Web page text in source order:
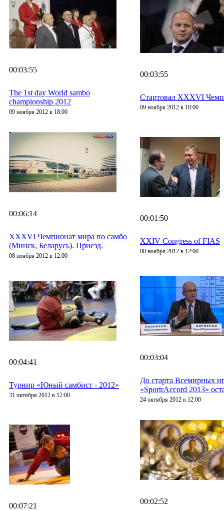
00:03:55
The 1st day World sambo
championship 2012
09 ноября 2012 в 18:00
00:03:55
Стартовал XXXVI
09 ноября 2012 в 18:00
00:06:14
XXXVI Чемпионат мира по самбо
(Минск, Беларусь). Приезд.
08 ноября 2012 в 12:00
00:01:50
XXIV Congress of FIAS
08 ноября 2012 в 12:00
00:04:41
Турнир «Юный самбист - 2012»
31 октября 2012 в 12:00
00:03:04
До старта Всемирных
«SportrAccord 2013»
24 октября 2012 в 12:00
00:07:21
00:02:52